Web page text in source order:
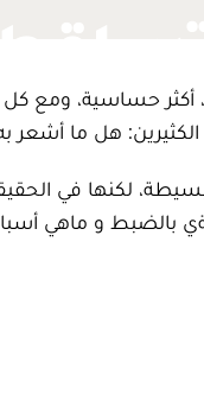
أكثر حساسية،
هل ما
بسيطة، لكنها في
بالضبط و ماهي